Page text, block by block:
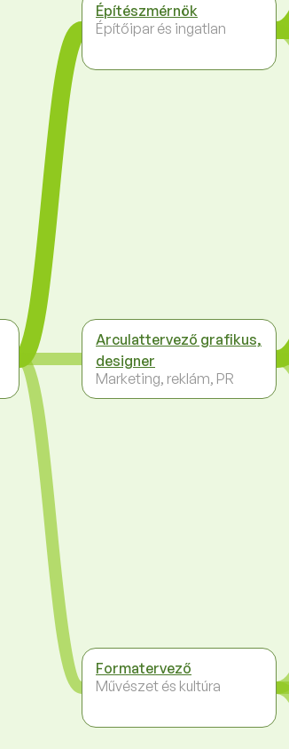
Építészmérnök
Építőipar és ingatlan
Arculattervező grafikus,
designer
Marketing, reklám, PR
Formatervező
Művészet és kultúra